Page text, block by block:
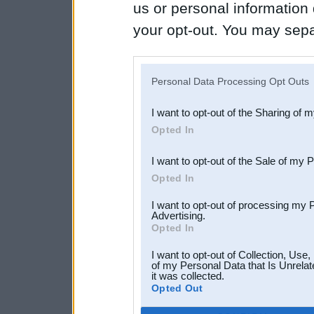
us or personal
your opt-out. You may
Downstream Participants
third parties.
Personal Data Processing Opt Outs
I want to opt-out of the Sharing of
Opted In
I want to opt-out of the Sale of my
Opted In
I want to opt-out of processing my
Advertising.
Opted In
I want to opt-out of Collection,
of my Personal Data that Is
it was collected.
Opted Out